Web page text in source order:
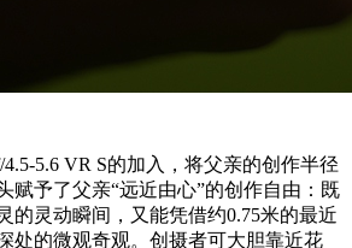
4.5-5.6 VR S的加入，将父亲的创作半径
赋予了父亲“远近由心”的创作自由：既
的灵动瞬间，又能凭借约0.75米的最近
处的微观奇观。创摄者可大胆靠近花